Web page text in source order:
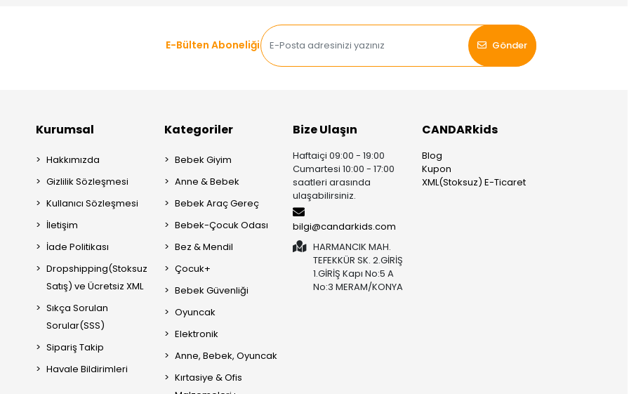
E-Bülten Aboneliği
Gönder
Kurumsal
Hakkımızda
Gizlilik Sözleşmesi
Kullanıcı Sözleşmesi
İletişim
İade Politikası
Dropshipping(Stoksuz
Satış) ve Ücretsiz XML
Sıkça Sorulan
Sorular(SSS)
Sipariş Takip
Havale Bildirimleri
Kategoriler
Bebek Giyim
Anne & Bebek
Bebek Araç Gereç
Bebek-Çocuk Odası
Bez & Mendil
Çocuk+
Bebek Güvenliği
Oyuncak
Elektronik
Anne, Bebek, Oyuncak
Kırtasiye & Ofis
Bize Ulaşın
Haftaiçi 09:00 - 19:00
Cumartesi 10:00 - 17:00
saatleri arasında
ulaşabilirsiniz.
bilgi@candarkids.com
HARMANCIK MAH.
TEFEKKÜR SK. 2.GİRİŞ
1.GİRİŞ Kapı No:5 A
No:3 MERAM/KONYA
CANDARkids
Blog
Kupon
XML(Stoksuz) E-Ticaret